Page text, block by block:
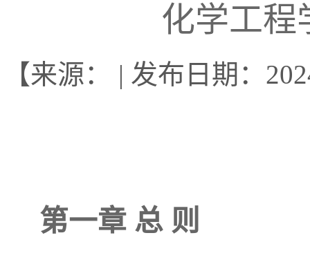
化学工程
【来源： | 发布日期：
第一章 总 则